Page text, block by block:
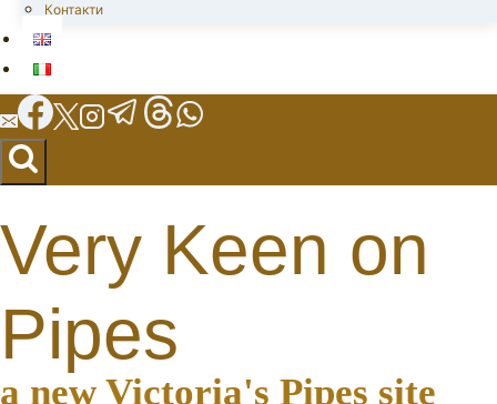
Контакти
Very Keen on
Pipes
a new Victoria's Pipes site